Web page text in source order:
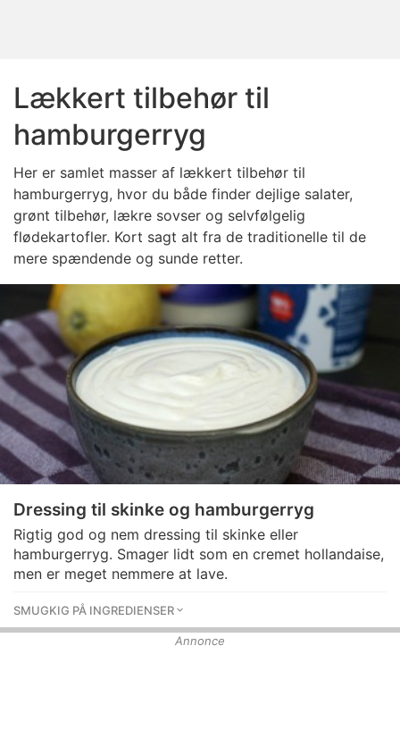
Lækkert tilbehør til
hamburgerryg
Her er samlet masser af lækkert tilbehør til
hamburgerryg, hvor du både finder dejlige salater,
grønt tilbehør, lækre sovser og selvfølgelig
flødekartofler. Kort sagt alt fra de traditionelle til de
mere spændende og sunde retter.
Dressing til skinke og hamburgerryg
Rigtig god og nem dressing til skinke eller
hamburgerryg. Smager lidt som en cremet hollandaise,
men er meget nemmere at lave.
SMUGKIG PÅ INGREDIENSER
Annonce